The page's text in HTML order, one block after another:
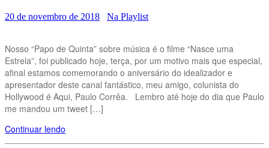
20 de novembro de 2018 Na Playlist
Nosso “Papo de Quinta” sobre música é o filme “Nasce uma
Estrela”, foi publicado hoje, terça, por um motivo mais que especial,
afinal estamos comemorando o aniversário do idealizador e
apresentador deste canal fantástico, meu amigo, colunista do
Hollywood é Aqui, Paulo Corrêa. Lembro até hoje do dia que Paulo
me mandou um tweet […]
Continuar lendo